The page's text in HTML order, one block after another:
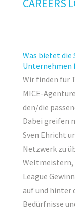
CAREERS
Was bietet die
Unternehmen
Wir finden für
MICE-
den/die
Dabei greifen
Sven Ehricht
Netzwerk zu
Weltmeistern,
League
auf und hinter
Bedürfnisse